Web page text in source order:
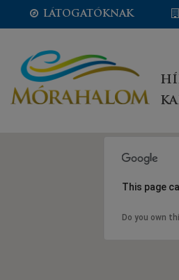
LÁTOGATÓKNAK
This page
Do you own